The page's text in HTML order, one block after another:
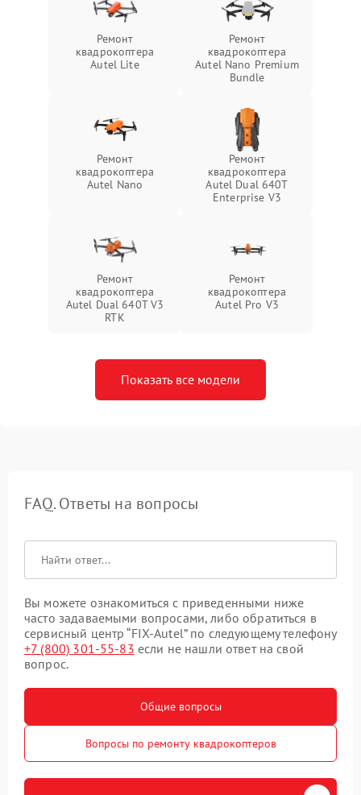
Ремонт
квадрокоптера
Autel Lite
Ремонт
квадрокоптера
Autel Nano Premium
Bundle
Ремонт
квадрокоптера
Autel Nano
Ремонт
квадрокоптера
Autel Dual 640T
Enterprise V3
Ремонт
квадрокоптера
Autel Dual 640T V3
RTK
Ремонт
квадрокоптера
Autel Pro V3
Показать все модели
FAQ. Ответы на вопросы
Вы можете ознакомиться с приведенными ниже
часто задаваемыми вопросами, либо обратиться в
сервисный центр “FIX-Autel” по следующему телефону
+7 (800) 301-55-83 если не нашли ответ на свой
вопрос.
Общие вопросы
Вопросы по ремонту квадрокоптеров